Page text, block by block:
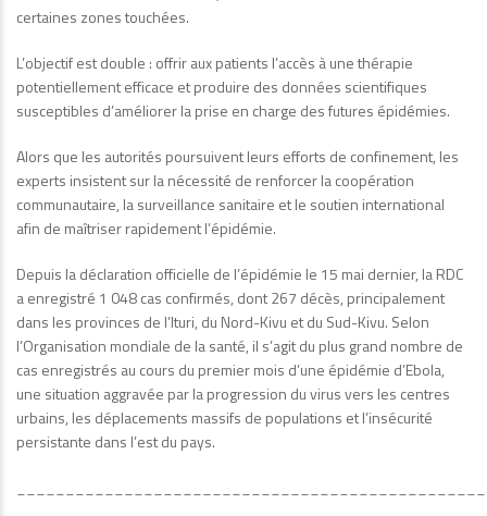
certaines zones touchées.
L’objectif est double : offrir aux patients l’accès à une thérapie
potentiellement efficace et produire des données scientifiques
susceptibles d’améliorer la prise en charge des futures épidémies.
Alors que les autorités poursuivent leurs efforts de confinement, les
experts insistent sur la nécessité de renforcer la coopération
communautaire, la surveillance sanitaire et le soutien international
afin de maîtriser rapidement l’épidémie.
Depuis la déclaration officielle de l’épidémie le 15 mai dernier, la RDC
a enregistré 1 048 cas confirmés, dont 267 décès, principalement
dans les provinces de l’Ituri, du Nord-Kivu et du Sud-Kivu. Selon
l’Organisation mondiale de la santé, il s’agit du plus grand nombre de
cas enregistrés au cours du premier mois d’une épidémie d’Ebola,
une situation aggravée par la progression du virus vers les centres
urbains, les déplacements massifs de populations et l’insécurité
persistante dans l’est du pays.